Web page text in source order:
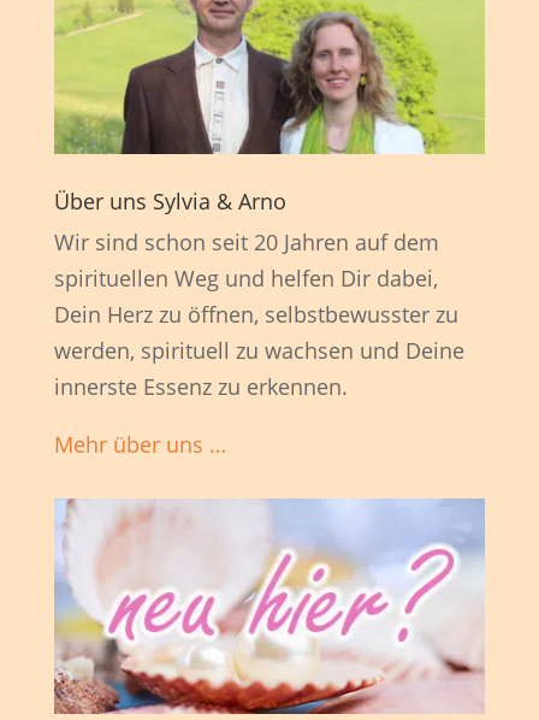
Über uns Sylvia & Arno
Wir sind schon seit 20 Jahren auf dem
spirituellen Weg und helfen Dir dabei,
Dein Herz zu öffnen, selbstbewusster zu
werden, spirituell zu wachsen und Deine
innerste Essenz zu erkennen.
Mehr über uns …